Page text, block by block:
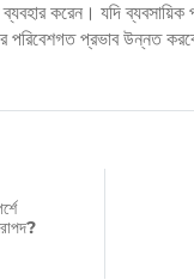
করেন। যদি ব্যবসায়িক
পরিবেশগত প্রভাব উন্নত